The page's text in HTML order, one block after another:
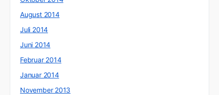
August 2014
Juli 2014
Juni 2014
Februar 2014
Januar 2014
November 2013